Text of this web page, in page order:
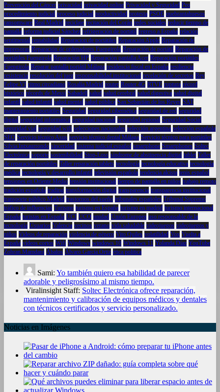
Prevención del Cáncer privacidad privacidad online Privacidad y Seguridad Pro
procedimiento judicial proceso judicial productividad protesta PSOE quebrantahuesos
ransomware Real Madrid reciclaje recitación del Corán redes sociales reducir tiempo de
pantalla reforma judicial Sánchez refrigeración de portátil regreso a España relación
sentimental rentabilidad Reparacion de portátiles Reparación Apple Reparación de
impresoras Reparación de ordenadores Fuengirola Reparación de portátil Reparación de
portátiles Fuengirola Reparación HP Reparación pantalla Acer Reparación portátiles
Fuengirola Reparar pantalla portátil Málaga residencia fiscal en España resiliencia
resistencia resolución del juez responsabilidad institucional revelación de secretos Rey
Felipe VI ritmo circadiano Rosalía Madrid router Router 4G RTVE ruptura récord
histórico récords de Messi Sabadell salud salud cerebral salud digestiva salud digital
infantil salud infantil salud mental salud pública San Sebastián de los Reyes SAT
mantenimiento portátiles Seguridad seguridad cibernética seguridad de red seguridad
digital seguridad informática seguridad nacional seguridad regional Seguridad Social
seguridad vial seguridad wifi selecciones nacionales selección argentina selección española
SEO Servicio técnico Asus servicio técnico dental Málaga Servicio técnico para portátiles
Silvia Intxaurrondo sinceridad sistema judicial español smartphone Smartphones Soltec
Electrónica soporte sostenibilidad Stop-Loss síndrome de abstinencia digital tablet Taller
de reparación portátiles Taller reparación tablets tecnología tecnología educativa tecnología
médica tecnología y desarrollo infantil televisión española tendencia alcista tenis español
tensiones en Oriente Medio tensión institucional tiempo de pantalla en niños trabajo remoto
tradición española trading transformación digital transparencia transparencia institucional
transporte público Madrid trastornos del sueño tribunales españoles Tribunal Supremo
tráfico de influencias Turismo turismo en España turismo en madrid turismo internacional
España turistas en España UCI UCO unidad Unión Europea uso responsable de la
tecnología Usuarios Valencia vecinos verano vida saludable videojuegos videojuegos y
niños Videos de reparación violencia de género Vito Quiles volatilidad Vox Vuelta a
España vídeos cortos Wifi Windows windows 10 Windows 11 Yolanda Díaz YouTube
Zohran Mamdani Ábalos Álvaro García Ortiz ética política
Sami: Yo también quiero esa habilidad de parecer
adorable y peligrosísimo al mismo tiempo.
Viralinsight Staff: Soltec Electrónica ofrece reparación,
mantenimiento y calibración de equipos médicos y dentales
con técnicos certificados y servicio personalizado.
Noticias en Imágenes